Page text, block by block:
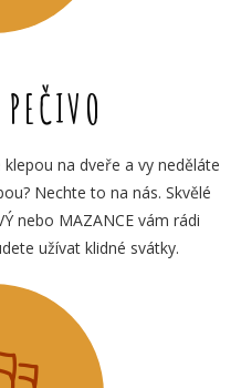
na dveře a vy neděláte
Nechte to na nás. Skvělé
nebo MAZANCE vám rádi
užívat klidné svátky.